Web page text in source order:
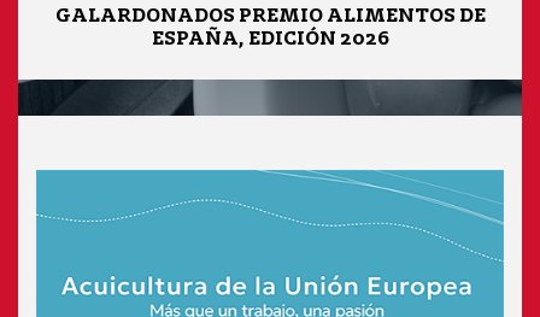
GALARDONADOS PREMIO ALIMENTOS DE
ESPAÑA, EDICIÓN 2026